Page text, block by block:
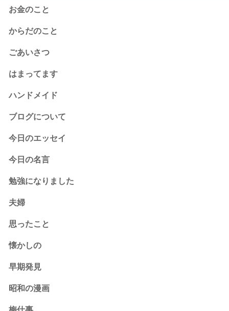
お金のこと
からだのこと
ごあいさつ
はまってます
ハンドメイド
ブログについて
今日のエッセイ
今日の名言
勉強になりました
夫婦
思ったこと
懐かしの
早期発見
昭和の漫画